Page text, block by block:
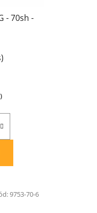
- 70sh -
9753-70-6